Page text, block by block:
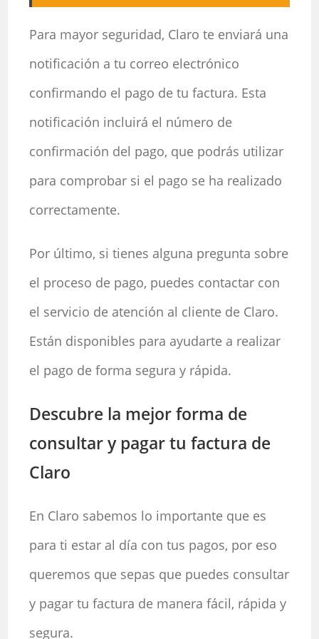
Para mayor seguridad, Claro te enviará una
notificación a tu correo electrónico
confirmando el pago de tu factura. Esta
notificación incluirá el número de
confirmación del pago, que podrás utilizar
para comprobar si el pago se ha realizado
correctamente.
Por último, si tienes alguna pregunta sobre
el proceso de pago, puedes contactar con
el servicio de atención al cliente de Claro.
Están disponibles para ayudarte a realizar
el pago de forma segura y rápida.
Descubre la mejor forma de
consultar y pagar tu factura de
Claro
En Claro sabemos lo importante que es
para ti estar al día con tus pagos, por eso
queremos que sepas que puedes consultar
y pagar tu factura de manera fácil, rápida y
segura.